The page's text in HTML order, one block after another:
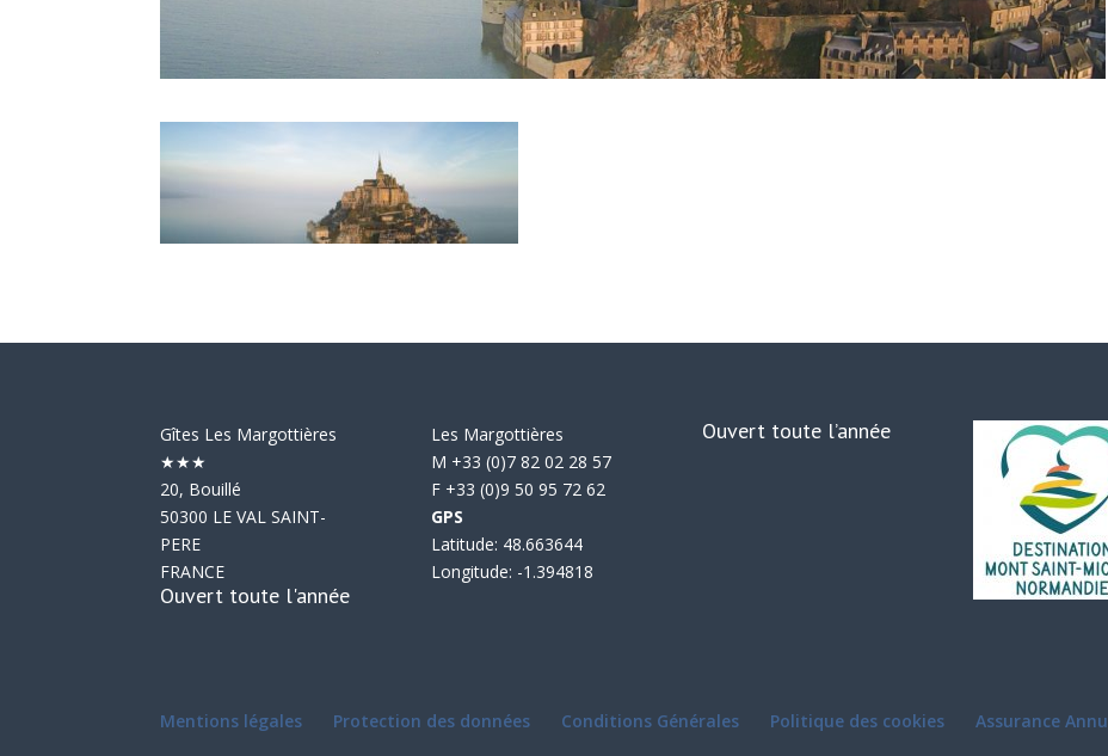
Gîtes Les Margottières
★★★
20, Bouillé
50300 LE VAL SAINT-
PERE
FRANCE
Ouvert toute l'année
Les Margottières
M +33 (0)7 82 02 28 57
F +33 (0)9 50 95 72 62
GPS
Latitude: 48.663644
Longitude: -1.394818
Ouvert toute l’année
Mentions légales Protection des données Conditions Générales Politique des cookies Assurance